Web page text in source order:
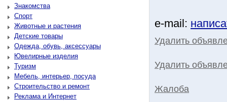
Знакомства
Спорт
Животные и растения
Детские товары
Одежда, обувь, аксессуары
Ювелирные изделия
Туризм
Мебель, интерьер, посуда
Строительство и ремонт
Реклама и Интернет
e-mail:
Удалить
Удалить
Жалоба